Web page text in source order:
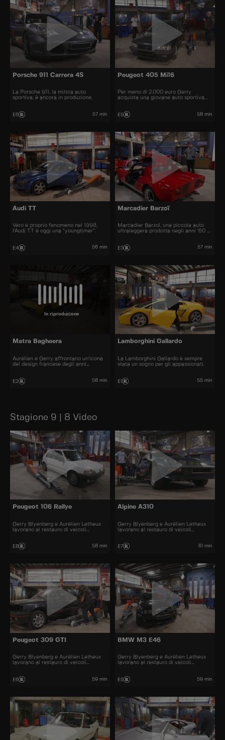
Porsche 911 Carrera 4S
La Porsche 911, la mitica auto
sportiva, è ancora in produzione.
E6 57 min
Peugeot 405 Mi16
Per meno di 2.000 euro Gerry
acquista una giovane auto sportiva
E5 58 min
Audi TT
Vero e proprio fenomeno nel 1998,
l'Audi TT è oggi una “youngtimer”.
E4 56 min
Marcadier Barzoï
Marcadier Barzoï, una piccola auto
ultraleggera prodotta negli anni '60 e
E3 57 min
In riproduzione
Matra Bagheera
Aurélien e Gerry affrontano un'icona
del design francese degli anni
E2 58 min
Lamborghini Gallardo
La Lamborghini Gallardo è sempre
stata un sogno per gli appassionati.
E1 55 min
Stagione 9 | 8 Video
Peugeot 106 Rallye
Gerry Blyenberg e Aurélien Letheux
lavorano al restauro di veicoli
E8 58 min
Alpine A310
Gerry Blyenberg e Aurélien Letheux
lavorano al restauro di veicoli
E7 61 min
Peugeot 309 GTI
Gerry Blyenberg e Aurélien Letheux
lavorano al restauro di veicoli
E6 59 min
BMW M3 E46
Gerry Blyenberg e Aurélien Letheux
lavorano al restauro di veicoli
E5 59 min